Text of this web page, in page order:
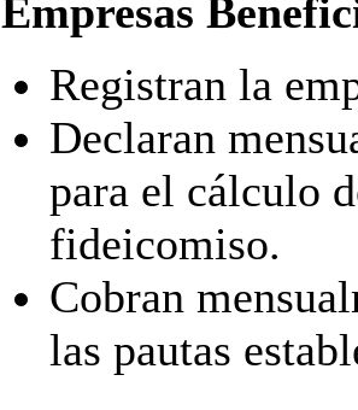
Empresas
Registran la
Declaran
para el cálculo
fideicomiso.
Cobran
las pautas